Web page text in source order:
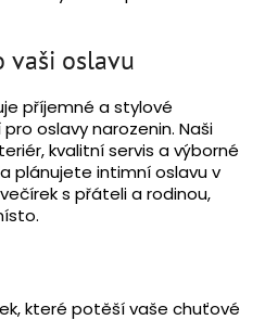
vaši oslavu
příjemné a stylové
oslavy narozenin. Naši
kvalitní servis a výborné
plánujete intimní oslavu v
s přáteli a rodinou,
které potěší vaše chuťové